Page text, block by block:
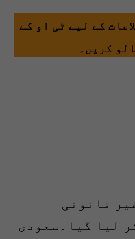
کے لیے ٹی او کے
کریں۔
22 ہزار غیر قانونی
لیا گیا۔سعودی